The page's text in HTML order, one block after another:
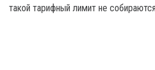
такой тарифный лимит не